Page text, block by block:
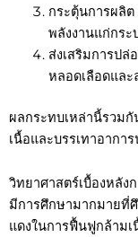
กระตุ้นการผลิ
พลังงานแก่กระ
ส่งเสริมการปล่
หลอดเลือดและ
ผลกระทบเหล่านี้รวม
เนื้อและบรรเทาอากา
วิทยาศาสตร์เบื้องหลัง
มีการศึกษามากมายที่
แดงในการฟื้นฟูกล้ามเ